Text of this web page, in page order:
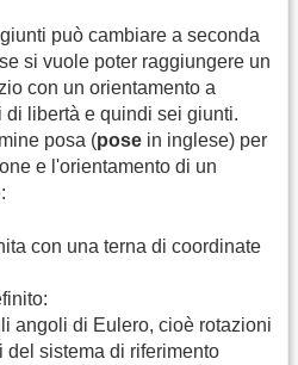
può cambiare a seconda
si vuole poter raggiungere un
con un orientamento a
libertà e quindi sei giunti.
posa (pose in inglese) per
e l'orientamento di un
con una terna di coordinate
angoli di Eulero, cioè rotazioni
del sistema di riferimento